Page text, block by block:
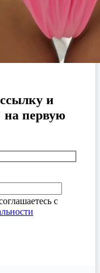
и
на первую
с